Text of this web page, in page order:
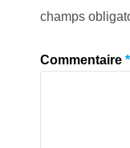
champs
Commentaire *